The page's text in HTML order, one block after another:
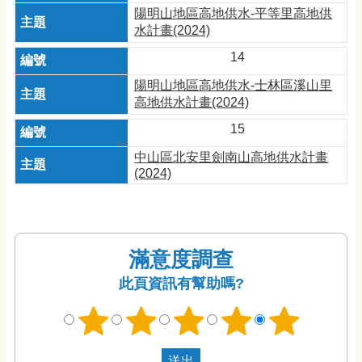
陽明山地區高地供水-平等里高地供
水計畫(2024)
14
陽明山地區高地供水-士林區溪山里
高地供水計畫(2024)
15
中山區北安里劍南山高地供水計畫
(2024)
滿意度調查
此頁資訊有幫助嗎?